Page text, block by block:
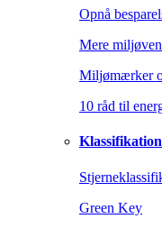
Opnå
Mere
Miljømærker
10 råd til
Green Key